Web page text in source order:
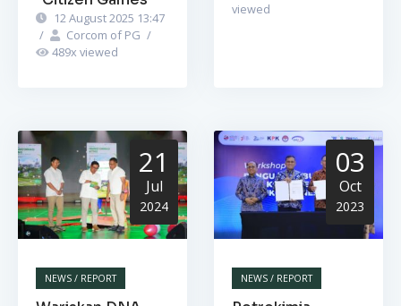
12 August 2025 13:47
/
Corcom of PG /
489x viewed
viewed
21
Jul
2024
NEWS / REPORT
03
Oct
2023
NEWS / REPORT